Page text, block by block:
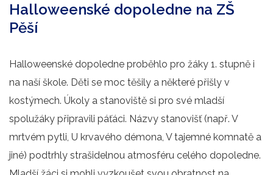
Halloweenské dopoledne na ZŠ
Pěší
Halloweenské dopoledne proběhlo pro žáky 1. stupně i
na naší škole. Děti se moc těšily a některé přišly v
kostýmech. Úkoly a stanoviště si pro své mladší
spolužáky připravili páťáci. Názvy stanovišť (např. V
mrtvém pytli, U krvavého démona, V tajemné komnatě a
jiné) podtrhly strašidelnou atmosféru celého dopoledne.